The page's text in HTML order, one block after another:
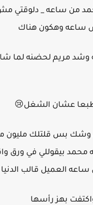
من ساعه _ دلوقتي
وهكون هناك
وشد مريم لحضنه لما
عشان الشغل😢
وشك بس قلتلك مليون
بيقوللي في ورق
العميل قالب الدنيا
بهز رأسها